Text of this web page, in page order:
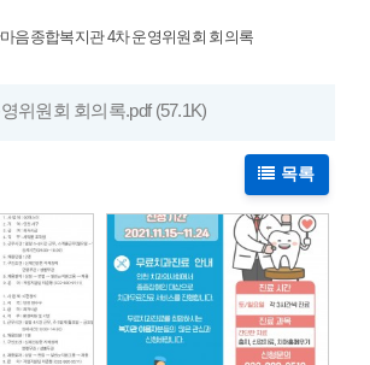
음종합복지관4차 운영위원회 회의록
위원회 회의록.pdf(57.1K)
목록